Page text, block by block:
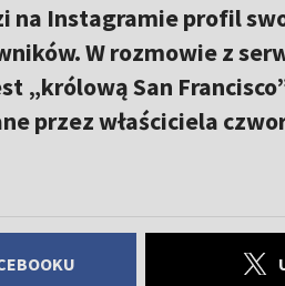
na Instagramie profil
W rozmowie z
„królową San
przez właściciela